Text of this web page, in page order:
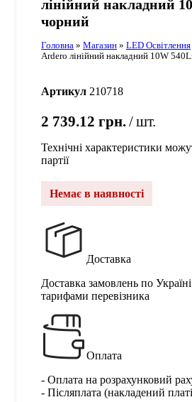
лінійний накладний
чорний
Головна » Магазин » LED Освітлення
Ardero лінійний накладний 10W
Артикул 210718
2 739.12 грн. шт.
Технічні характеристики
партії
Немає в наявності
Доставка
Доставка замовлень по
тарифами перевізника
Оплата
- Оплата на розрахунковий
- Післяплата (накладений